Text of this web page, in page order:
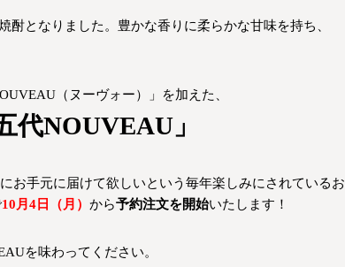
となりました。豊かな香りに柔らかな甘味を持ち、
（ヌーヴォー）」を加えた、
代NOUVEAU」
お手元に届けて欲しいという毎年楽しみにされているお
10月4日（月） から予約注文を開始いたします！
を味わってください。